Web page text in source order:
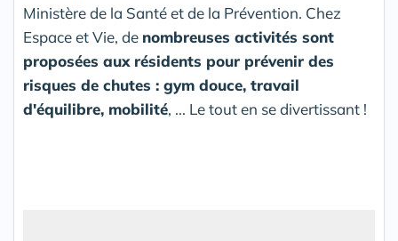
Ministère de la Santé et de la Prévention. Chez
Espace et Vie, de nombreuses activités sont
proposées aux résidents pour prévenir des
risques de chutes : gym douce, travail
d'équilibre, mobilité, ... Le tout en se divertissant !